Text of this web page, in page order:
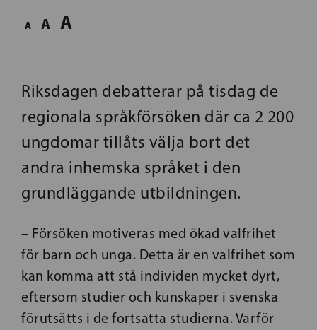
A A A
Riksdagen debatterar på tisdag de
regionala språkförsöken där ca 2 200
ungdomar tillåts välja bort det
andra inhemska språket i den
grundläggande utbildningen.
– Försöken motiveras med ökad valfrihet
för barn och unga. Detta är en valfrihet som
kan komma att stå individen mycket dyrt,
eftersom studier och kunskaper i svenska
förutsätts i de fortsatta studierna. Varför